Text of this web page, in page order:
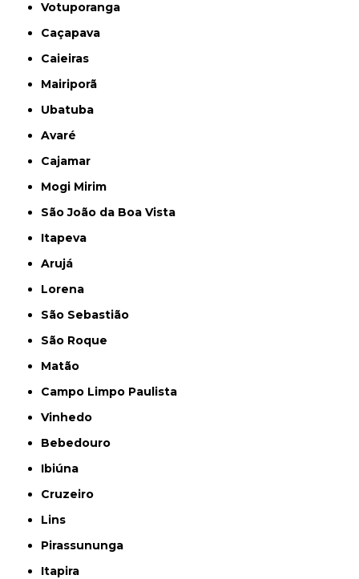
Votuporanga
Caçapava
Caieiras
Mairiporã
Ubatuba
Avaré
Cajamar
Mogi Mirim
São João da Boa Vista
Itapeva
Arujá
Lorena
São Sebastião
São Roque
Matão
Campo Limpo Paulista
Vinhedo
Bebedouro
Ibiúna
Cruzeiro
Lins
Pirassununga
Itapira